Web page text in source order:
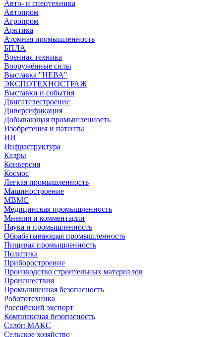
Авто- и спецтехника
Автопром
Агропром
Арктика
Атомная промышленность
БПЛА
Военная техника
Вооружённые силы
Выставка "НЕВА"
ЭКСПОТЕХНОСТРАЖ
Выставки и события
Двигателестроение
Диверсификация
Добывающая промышленность
Изобретения и патенты
ИИ
Инфраструктура
Кадры
Конверсия
Космос
Легкая промышленность
Машиностроение
МВМС
Медицинская промышленность
Мнения и комментарии
Наука и промышленность
Обрабатывающая промышленность
Пищевая промышленность
Политика
Приборостроение
Производство строительных материалов
Происшествия
Промышленная безопасность
Робототехника
Российский экспорт
Комплексная безопасность
Салон МАКС
Сельское хозяйство